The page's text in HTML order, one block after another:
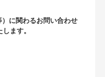
に関わるお問い合わせ
ます。